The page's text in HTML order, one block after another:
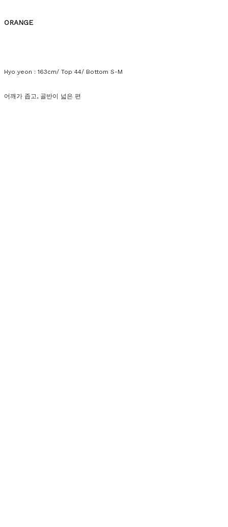
ORANGE
Hyo yeon : 163cm/ Top 44/ Bottom S-M
어깨가 좁고, 골반이 넓은 편